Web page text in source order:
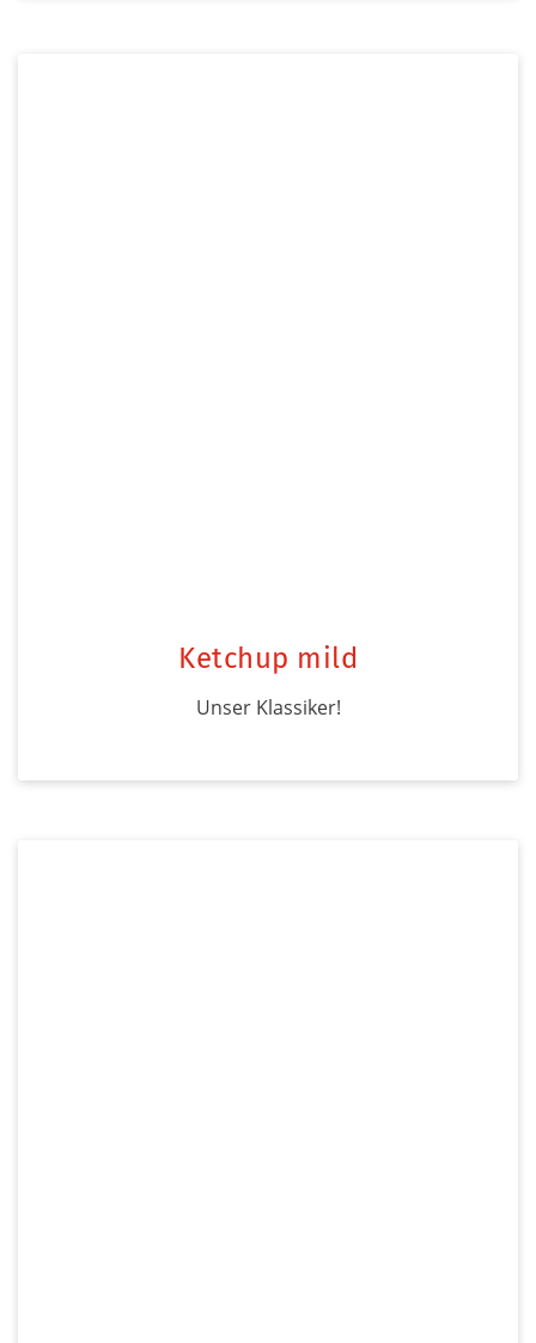
Ketchup mild
Unser Klassiker!